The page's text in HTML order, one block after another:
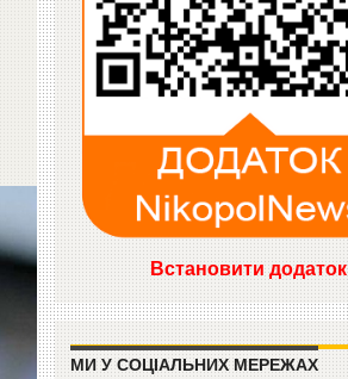
Встановити додаток
МИ У СОЦІАЛЬНИХ МЕРЕЖАХ